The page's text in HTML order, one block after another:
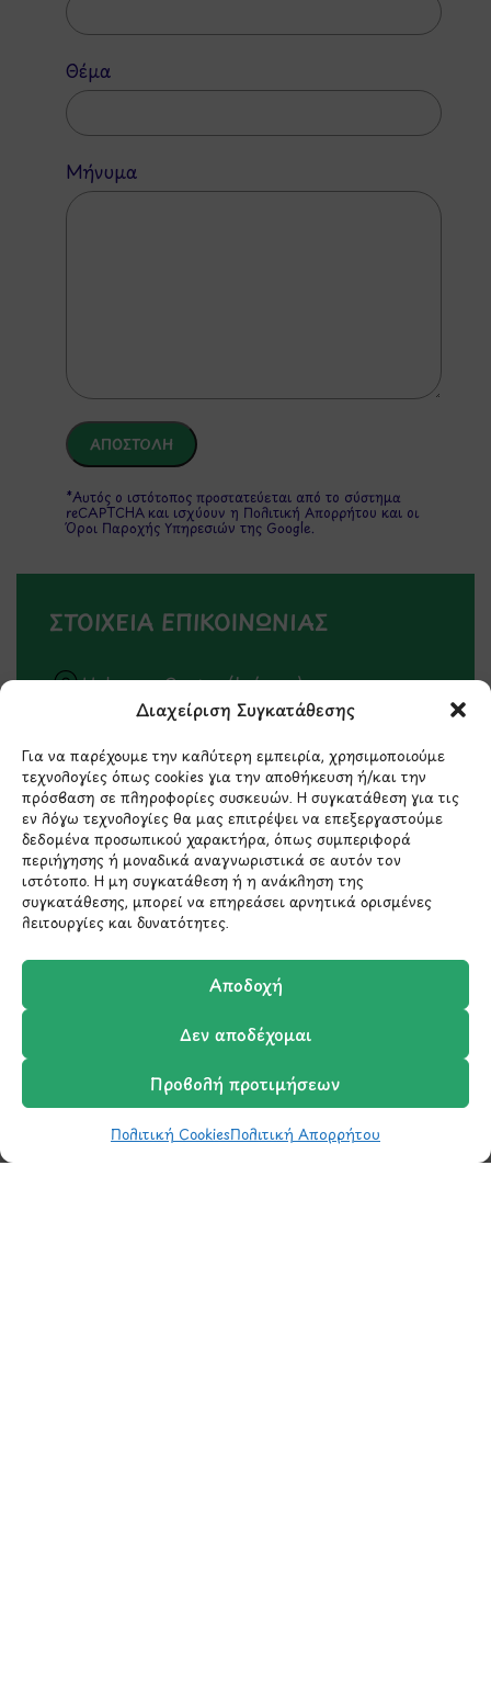
Διαχείριση Συγκατάθεσης
Για να παρέχουμε την καλύτερη εμπειρία, χρησιμοποιούμε
τεχνολογίες όπως cookies για την αποθήκευση ή/και την
πρόσβαση σε πληροφορίες συσκευών. Η συγκατάθεση για τις
εν λόγω τεχνολογίες θα μας επιτρέψει να επεξεργαστούμε
δεδομένα προσωπικού χαρακτήρα, όπως συμπεριφορά
περιήγησης ή μοναδικά αναγνωριστικά σε αυτόν τον
ιστότοπο. Η μη συγκατάθεση ή η ανάκληση της
συγκατάθεσης, μπορεί να επηρεάσει αρνητικά ορισμένες
λειτουργίες και δυνατότητες.
Αποδοχή
Δεν αποδέχομαι
Προβολή προτιμήσεων
Πολιτική CookiesΠολιτική Απορρήτου
Θέμα
Μήνυμα
*Αυτός ο ιστότοπος προστατεύεται από το σύστημα
reCAPTCHA και ισχύουν η Πολιτική Απορρήτου και οι
Όροι Παροχής Υπηρεσιώντης Google.
ΣΤΟΙΧΕΙΑ ΕΠΙΚΟΙΝΩΝΙΑΣ
Holargos Center (Ισόγειο)
Λ.Περικλέους 56,
210 6522282
info@ypografi.com
Έχετε ερωτήσεις σχετικά με ένα προϊόν ή μια
παραγγελία; Στείλτε μας ένα email και θα
επικοινωνήσουμε σύντομα μαζί σας.
ΚαλάθιΣύγκριση
Ο Λογαριασμός μου